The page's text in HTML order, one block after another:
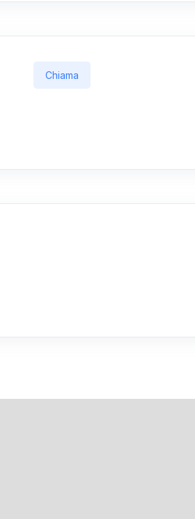
Chiama